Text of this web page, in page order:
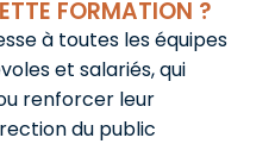
FORMATION ?
à toutes les équipes
et salariés, qui
renforcer leur
du public